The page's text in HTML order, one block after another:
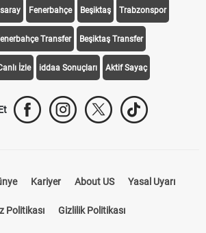
Fenerbahçe Beşiktaş Trabzonspor
Transfer Beşiktaş Transfer
İzle iddaa Sonuçları Aktif Sayaç
Kariyer About US Yasal Uyarı
Politikası Gizlilik Politikası